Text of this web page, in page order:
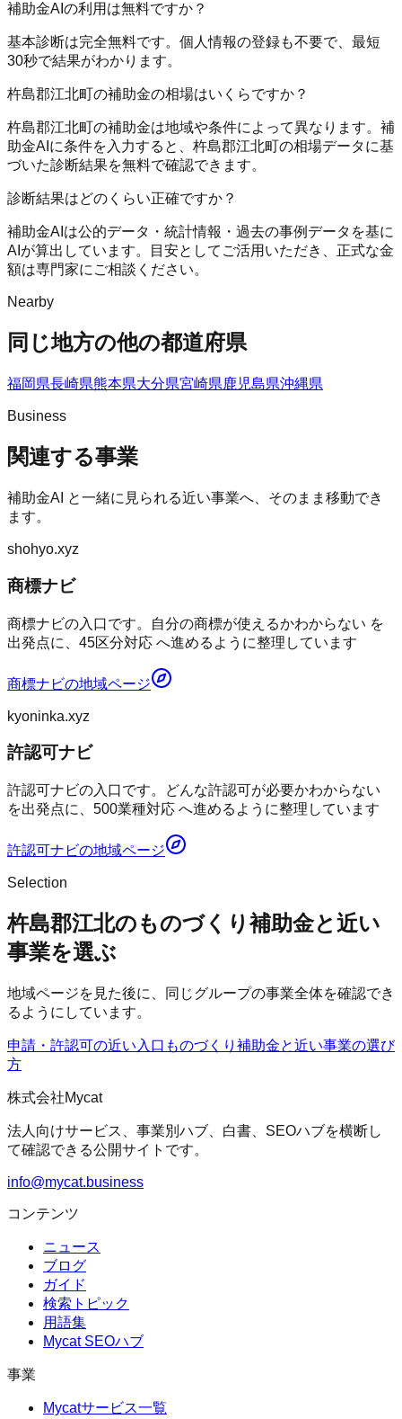
補助金AIの利用は無料ですか？
基本診断は完全無料です。個人情報の登録も不要で、最短
30秒で結果がわかります。
杵島郡江北町の補助金の相場はいくらですか？
杵島郡江北町の補助金は地域や条件によって異なります。補
助金AIに条件を入力すると、杵島郡江北町の相場データに基
づいた診断結果を無料で確認できます。
診断結果はどのくらい正確ですか？
補助金AIは公的データ・統計情報・過去の事例データを基に
AIが算出しています。目安としてご活用いただき、正式な金
額は専門家にご相談ください。
Nearby
同じ地方の他の都道府県
福岡県長崎県熊本県大分県宮崎県鹿児島県沖縄県
Business
関連する事業
補助金AI
と一緒に見られる近い事業へ、そのまま移動でき
ます。
shohyo.xyz
商標ナビ
商標ナビの入口です。自分の商標が使えるかわからない を
出発点に、45区分対応 へ進めるように整理しています
商標ナビの地域ページ
kyoninka.xyz
許認可ナビ
許認可ナビの入口です。どんな許認可が必要かわからない
を出発点に、500業種対応 へ進めるように整理しています
許認可ナビの地域ページ
Selection
杵島郡江北のものづくり補助金と近い
事業を選ぶ
地域ページを見た後に、同じグループの事業全体を確認でき
るようにしています。
申請・許認可の近い入口 ものづくり補助金と近い事業の選び
方
株式会社Mycat
法人向けサービス、事業別ハブ、白書、SEOハブを横断し
て確認できる公開サイトです。
info@mycat.business
コンテンツ
ニュース
ブログ
ガイド
検索トピック
用語集
Mycat SEOハブ
事業
Mycatサービス一覧